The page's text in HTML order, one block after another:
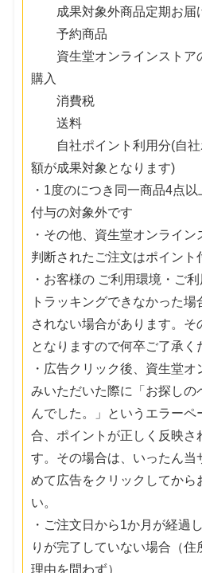
成果対象外商品定期お届
予約商品
資生堂オンラインストア
購入
消費税
送料
自社ポイント利用分(自社
額が成果対象となります)
・1度のにつき同一商品4点
付与の対象外です
・その他、資生堂オンライ
判断されたご注文はポイント
・お客様の ご利用環境・ご
トラッキングできなかった
されない場合があります。
となりますので何卒ご了承く
・広告クリック後、資生堂
みいただいた際に「お探しの
んでした。」というエラーペ
合、ポイントが正しく反映さ
す。その場合は、いったん当
めて広告をクリックしてから
い。
・ご注文日から1か月が経過
りが完了していない場合（住
理由を問わず）